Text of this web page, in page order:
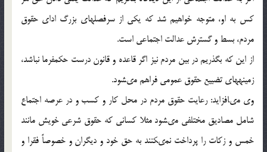
كس به او، متوجه خواهيم شد كه يكي از سرفصل‏هاى بزرگ اداى حقوق
مردم، بسط و گسترش عدالت اجتماعى است.
از اين كه بگذريم در بين مردم نيز اگر قاعده و قانون درست حكمفرما نباشد،
زمينه‏هاى تضييع حقوق عمومى فراهم مى‏شود.
وي مى‏افزايد: رعايت حقوق مردم در محل كار و كسب و در عرصه اجتماع
شامل مصاديق مختلفى مى‏شود مثلا كسانى كه حقوق شرعى خويش مانند
خمس و زكات را پرداخت نمى‏كنند به حق خود و ديگران و خصوصاً فقرا و